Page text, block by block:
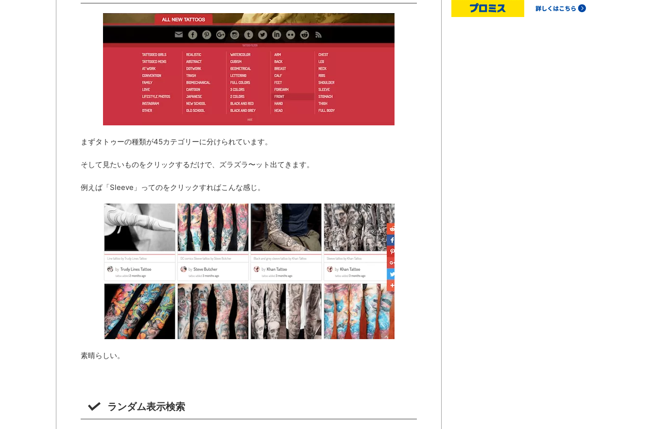
まずタトゥーの種類が45カテゴリーに分けられています。
そして見たいものをクリックするだけで、ズラズラ〜ット出てきます。
例えば「Sleeve」ってのをクリックすればこんな感じ。
素晴らしい。
ランダム表示検索